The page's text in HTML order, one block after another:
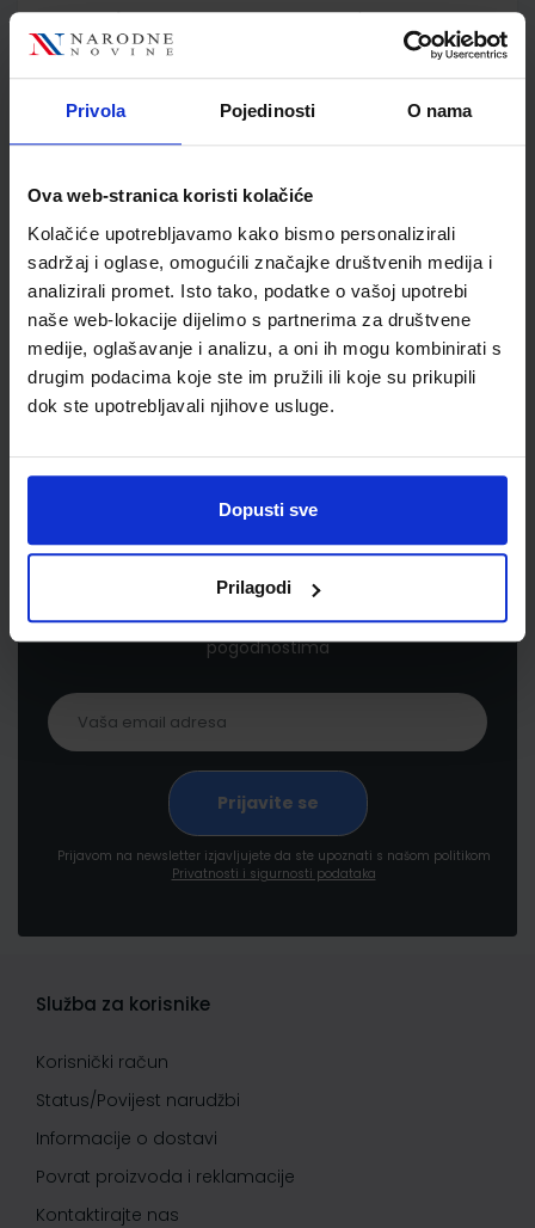
Privola Pojedinosti O nama
Ova web-stranica koristi kolačiće
Kolačiće upotrebljavamo kako bismo personalizirali
sadržaj i oglase, omogućili značajke društvenih medija i
analizirali promet. Isto tako, podatke o vašoj upotrebi
naše web-lokacije dijelimo s partnerima za društvene
medije, oglašavanje i analizu, a oni ih mogu kombinirati s
drugim podacima koje ste im pružili ili koje su prikupili
dok ste upotrebljavali njihove usluge.
Dopusti sve
Prilagodi
Nakladnik
ELEMENT d.o.o.
Autor
Andrea Bednjanec
Vatroslav Zuppa Bakša
Školski razred
80 VIŠE RAZREDA SŠ
Vrsta školske knjige
Nastavni predmet
INFORMATIKA
Reg br min
7930-DOM
Newsletter prijava
Prijavite se kako bi primali informacije o novim
proizvodima i uslugama, akcijama i drugim
pogodnostima
Prijavom na newsletter izjavljujete da ste upoznati s našom politikom
Privatnosti i sigurnosti podataka
Služba za korisnike
Korisnički račun
Status/Povijest narudžbi
Informacije o dostavi
Povrat proizvoda i reklamacije
Kontaktirajte nas